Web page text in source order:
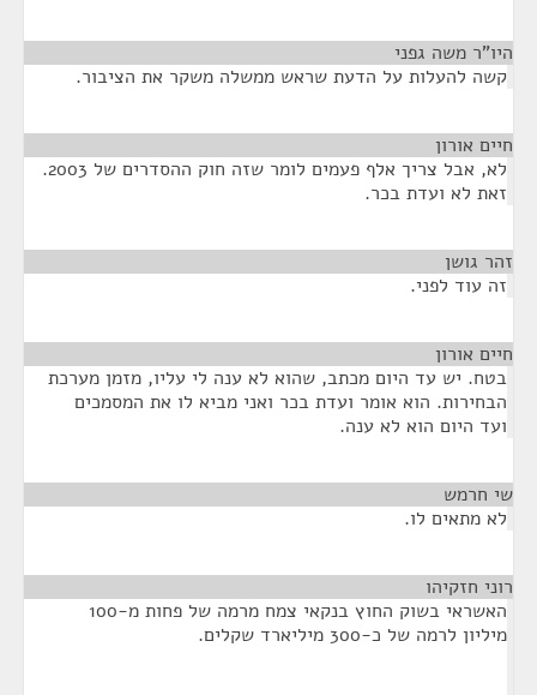
היו"ר משה גפני
קשה להעלות על הדעת שראש ממשלה משקר את הציבור.
חיים אורון
לא, אבל צריך אלף פעמים לומר שזה חוק ההסדרים של 2003.
זאת לא ועדת בכר.
זהר גושן
זה עוד לפני.
חיים אורון
בטח. יש עד היום מכתב, שהוא לא ענה לי עליו, מזמן מערכת
הבחירות. הוא אומר ועדת בכר ואני מביא לו את המסמכים
ועד היום הוא לא ענה.
שי חרמש
לא מתאים לו.
רוני חזקיהו
האשראי בשוק החוץ בנקאי צמח מרמה של פחות מ-100
מיליון לרמה של כ-300 מיליארד שקלים.